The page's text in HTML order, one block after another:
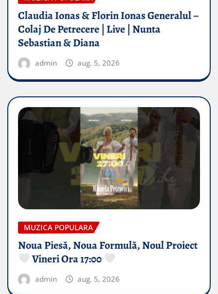
Claudia Ionas & Florin Ionas Generalul –
Colaj De Petrecere | Live | Nunta
Sebastian & Diana
admin aug. 5, 2026
MUZICA POPULARA
Noua Piesă, Noua Formulă, Noul Proiect
Vineri Ora 17:00
admin aug. 5, 2026